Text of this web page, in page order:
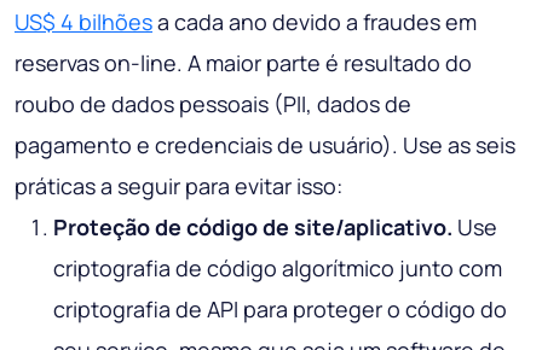
US$ 4 bilhõesa cada ano devido a fraudes em
reservas on-line. A maior parte é resultado do
roubo de dados pessoais (PII, dados de
pagamento e credenciais de usuário). Use as seis
práticas a seguir para evitar isso:
Proteção de código de site/aplicativo. Use
criptografia de código algorítmico junto com
criptografia de API para proteger o código do